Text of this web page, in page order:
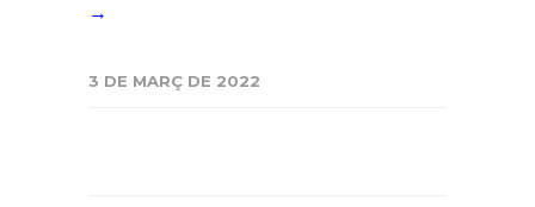
→
3 DE MARÇ DE 2022